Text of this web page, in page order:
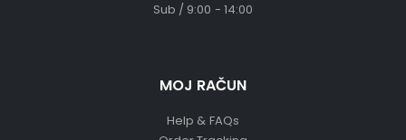
Sub / 9:00 - 14:00
MOJ RAČUN
Help & FAQs